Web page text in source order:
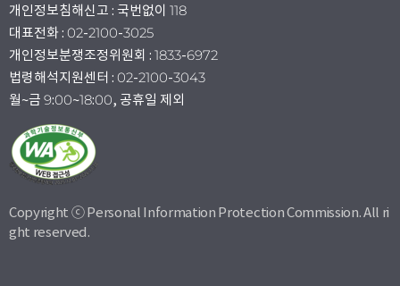
개인정보침해신고 : 국번없이 118
대표전화 : 02-2100-3025
개인정보분쟁조정위원회 : 1833-6972
법령해석지원센터 : 02-2100-3043
월~금 9:00~18:00, 공휴일 제외
Copyright ⓒ Personal Information Protection Commission. All ri
ght reserved.